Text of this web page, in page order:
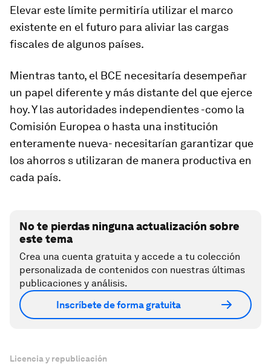
Elevar este límite permitiría utilizar el marco
existente en el futuro para aliviar las cargas
fiscales de algunos países.
Mientras tanto, el BCE necesitaría desempeñar
un papel diferente y más distante del que ejerce
hoy. Y las autoridades independientes -como la
Comisión Europea o hasta una institución
enteramente nueva- necesitarían garantizar que
los ahorros s utilizaran de manera productiva en
cada país.
No te pierdas ninguna actualización sobre
este tema
Crea una cuenta gratuita y accede a tu colección
personalizada de contenidos con nuestras últimas
publicaciones y análisis.
Inscríbete de forma gratuita
Licencia y republicación